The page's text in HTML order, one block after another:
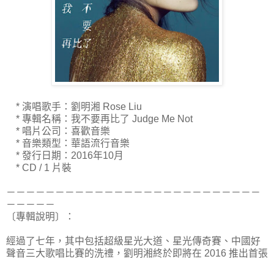
* 演唱歌手：劉明湘 Rose Liu
* 專輯名稱：我不要再比了 Judge Me Not
* 唱片公司：喜歡音樂
* 音樂類型：華語流行音樂
* 發行日期：2016年10月
* CD / 1 片裝
－－－－－－－－－－－－－－－－－－－－－－－－－－
－－－－－
〔專輯說明〕：
經過了七年，其中包括超級星光大道、星光傳奇賽、中國好
聲音三大歌唱比賽的洗禮，劉明湘終於即將在 2016 推出首張